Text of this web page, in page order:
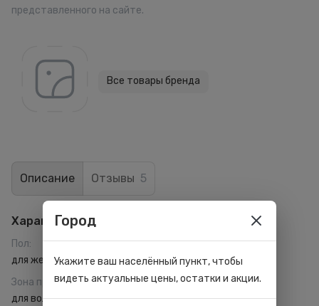
представленного на сайте.
Все товары бренда
Описание Отзывы 5
Характеристики
Пол:
для женщин
Зона применения:
для волос
Город
Укажите ваш населённый пункт, чтобы
видеть актуальные цены, остатки и акции.